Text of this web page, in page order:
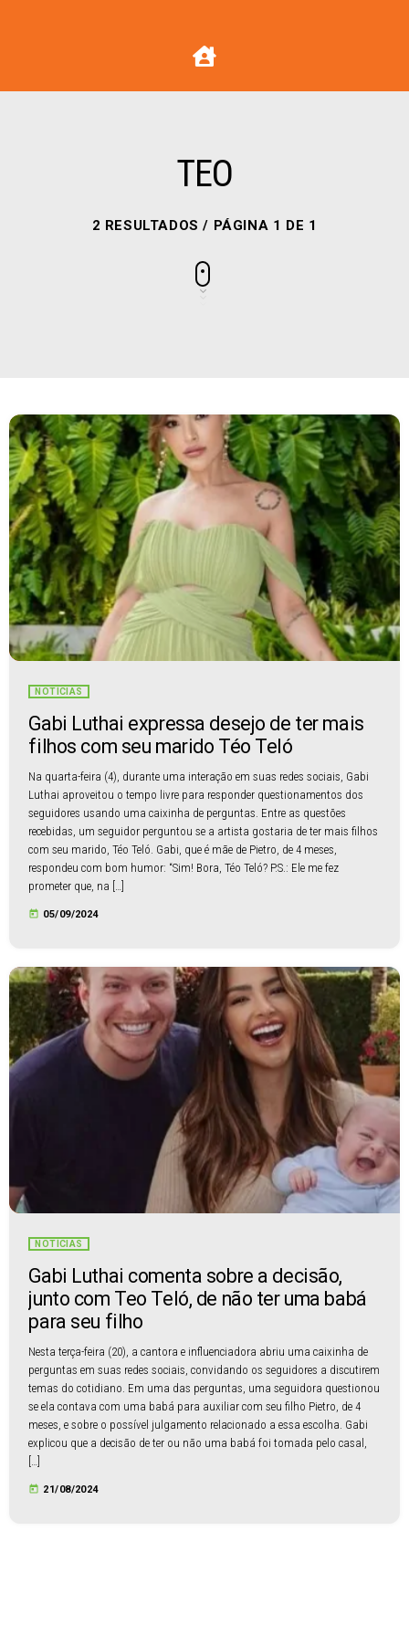
TEO
2 RESULTADOS / PÁGINA 1 DE 1
NOTÍCIAS
Gabi Luthai expressa desejo de ter mais
filhos com seu marido Téo Teló
Na quarta-feira (4), durante uma interação em suas redes sociais, Gabi
Luthai aproveitou o tempo livre para responder questionamentos dos
seguidores usando uma caixinha de perguntas. Entre as questões
recebidas, um seguidor perguntou se a artista gostaria de ter mais filhos
com seu marido, Téo Teló. Gabi, que é mãe de Pietro, de 4 meses,
respondeu com bom humor: “Sim! Bora, Téo Teló? P.S.: Ele me fez
prometer que, na […]
today 05/09/2024
NOTÍCIAS
Gabi Luthai comenta sobre a decisão,
junto com Teo Teló, de não ter uma babá
para seu filho
Nesta terça-feira (20), a cantora e influenciadora abriu uma caixinha de
perguntas em suas redes sociais, convidando os seguidores a discutirem
temas do cotidiano. Em uma das perguntas, uma seguidora questionou
se ela contava com uma babá para auxiliar com seu filho Pietro, de 4
meses, e sobre o possível julgamento relacionado a essa escolha. Gabi
explicou que a decisão de ter ou não uma babá foi tomada pelo casal,
today 21/08/2024